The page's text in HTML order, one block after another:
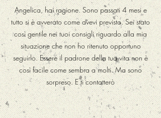
Angelica, hai ragione. Sono passati 4 mesi e
tutto si è avverato come avevi previsto. Sei stato
così gentile nei tuoi consigli riguardo alla mia
situazione che non ho ritenuto opportuno
seguirlo. Essere il padrone della tua vita non è
così facile come sembra a molti. Ma sono
sorpreso. E ti contatterò